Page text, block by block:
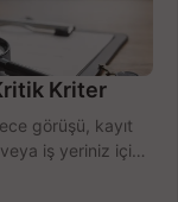
Kriter
görüşü, kayıt
iş yeriniz için